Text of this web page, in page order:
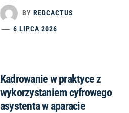
BY REDCACTUS
6 LIPCA 2026
Kadrowanie w praktyce z
wykorzystaniem cyfrowego
asystenta w aparacie